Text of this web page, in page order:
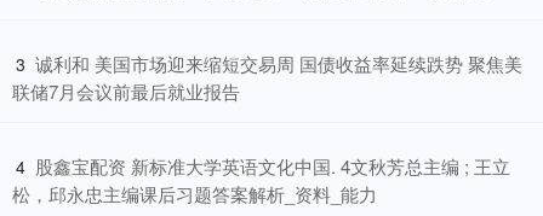
3 ​诚利和 美国市场迎来缩短交易周 国债收益率延续跌势 聚焦美
联储7月会议前最后就业报告
4 ​股鑫宝配资 新标准大学英语文化中国. 4文秋芳总主编 ; 王立
松，邱永忠主编课后习题答案解析_资料_能力